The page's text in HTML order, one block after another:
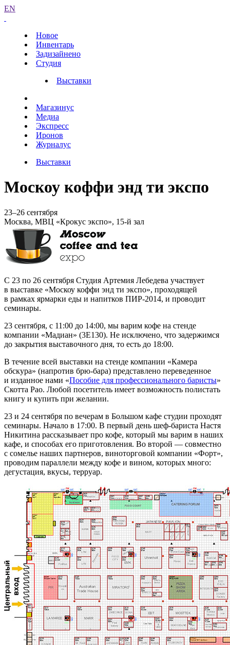
EN
Новое
Инвентарь
Задизайнено
Студия
Выставки
Магазинус
Медиа
Экспресс
Иронов
Журналус
Выставки
Москоу коффи энд ти экcпо
23–26 сентября
Москва, МВЦ «Крокус экспо», 15-й зал
С 23 по 26 сентября Студия Артемия Лебедева участвует
в выставке «Москоу коффи энд ти экcпо», проходящей
в рамках ярмарки еды и напитков ПИР-2014, и проводит
семинары.
23 сентября, с 11:00 до 14:00, мы варим кофе на стенде
компании «Мадиан» (3Е130). Не исключено, что задержимся
до закрытия выставочного дня, то есть до 18:00.
В течение всей выставки на стенде компании «Камера
обскура» (напротив брю-бара) представлено переведенное
и изданное нами «Пособие для профессионального баристы»
Скотта Рао. Любой посетитель имеет возможность полистать
книгу и купить при желании.
23 и 24 сентября по вечерам в Большом кафе студии проходят
семинары. Начало в 17:00. В первый день шеф-бариста Настя
Никитина рассказывает про кофе, который мы варим в наших
кафе, и способах его приготовления. Во второй — совместно
с сомелье наших партнеров, виноторговой компании «Форт»,
проводим параллели между кофе и вином, которых много:
дегустация, вкусы, терруар.